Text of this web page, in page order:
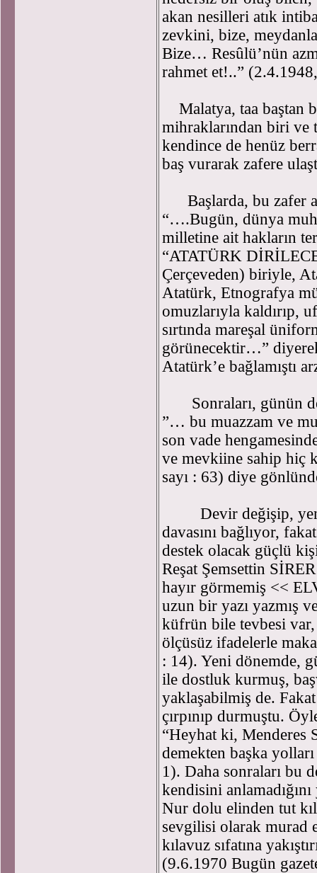
akan nesilleri atık
zevkini, bize,
Bize… Resûlü’nün
rahmet et!..”
Malatya, taa baştan
mihraklarından biri
kendince de henüz
baş vurarak zafere
Başlarda, bu zafer
“….Bugün, dünya
milletine ait hakların
“ATATÜRK
Çerçeveden) biriyle,
Atatürk, Etnografya
omuzlarıyla kaldırıp,
sırtında mareşal
görünecektir…”
Atatürk’e bağlamıştı
Sonraları, günün
”… bu muazzam ve
son vade
ve mevkiine sahip hiç
sayı : 63) diye
Devir değişip, yeni
davasını bağlıyor,
destek olacak güçlü
Reşat Şemsettin
hayır görmemiş <<
uzun bir yazı yazmış
küfrün bile tevbesi
ölçüsüz ifadelerle
: 14). Yeni dönemde,
ile dostluk kurmuş,
yaklaşabilmiş de.
çırpınıp durmuştu.
“Heyhat ki, Menderes
demekten başka
1). Daha sonraları bu
kendisini
Nur dolu elinden tut
sevgilisi olarak murad
kılavuz sıfatına
(9.6.1970 Bugün